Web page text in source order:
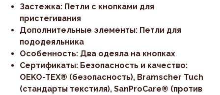
Застежка: Петли с кнопками для
пристегивания
Дополнительные элементы: Петли для
пододеяльника
Особенность: Два одеяла на кнопках
Сертификаты: Безопасность и качество:
OEKO-TEX® (безопасность), Bramscher Tuch
(стандарты текстиля), SanProCare® (против